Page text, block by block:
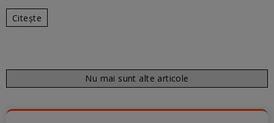
Citește
Nu mai sunt alte articole